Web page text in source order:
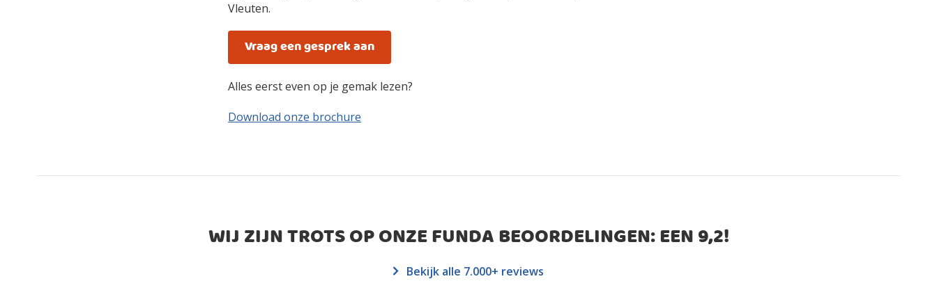
Vleuten.
Vraag een gesprek aan
Alles eerst even op je gemak lezen?
Download onze brochure
WIJ ZIJN TROTS OP ONZE FUNDA BEOORDELINGEN: EEN9,2!
Bekijk alle 7.000+ reviews